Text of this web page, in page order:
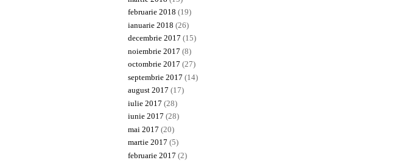
februarie 2018 (19)
ianuarie 2018 (26)
decembrie 2017 (15)
noiembrie 2017 (8)
octombrie 2017 (27)
septembrie 2017 (14)
august 2017 (17)
iulie 2017 (28)
iunie 2017 (28)
mai 2017 (20)
martie 2017 (5)
februarie 2017 (2)